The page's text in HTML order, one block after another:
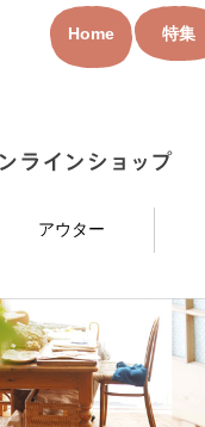
Home 特集
アウター